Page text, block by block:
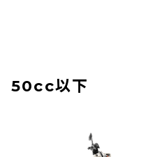
50cc以下